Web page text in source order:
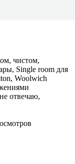
чистом,
Single room для
Woolwich
отвечаю,